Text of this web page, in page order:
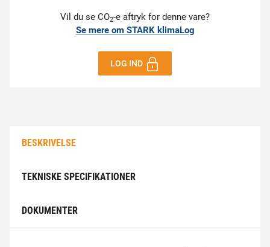
Vil du se CO2-e aftryk for denne vare?
Se mere om STARK klimaLog
LOG IND
BESKRIVELSE
TEKNISKE SPECIFIKATIONER
DOKUMENTER